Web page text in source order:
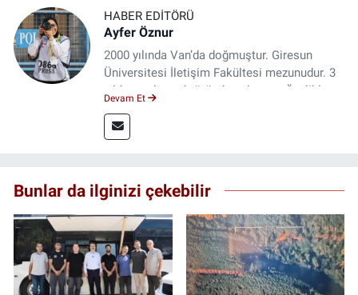
HABER EDITÖRÜ
Ayfer Öznur
2000 yılında Van’da doğmuştur. Giresun
Üniversitesi İletişim Fakültesi mezunudur. 3
yıldır medya sektöründe çalışıyor. Özelikle
Devam Et
Bunlar da ilginizi çekebilir